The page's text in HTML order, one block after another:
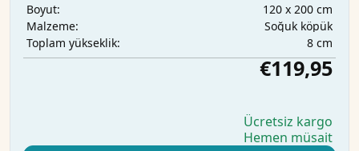
Boyut:
120 x 200 cm
Malzeme:
Soğuk köpük
Toplam yükseklik:
8 cm
€119,95
Ücretsiz kargo
Hemen müsait